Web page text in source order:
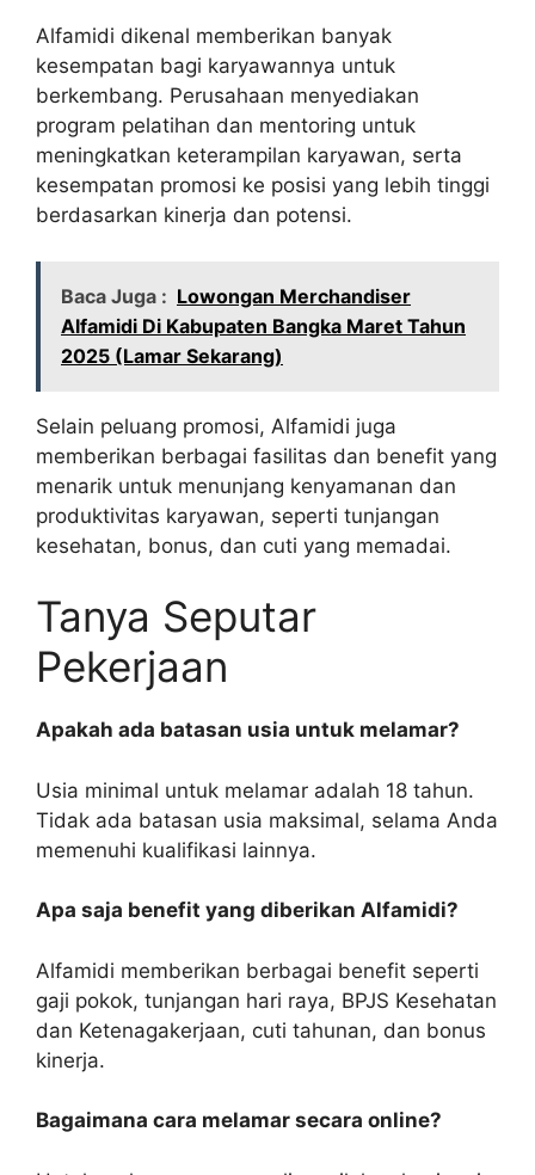
Alfamidi dikenal memberikan banyak
kesempatan bagi karyawannya untuk
berkembang. Perusahaan menyediakan
program pelatihan dan mentoring untuk
meningkatkan keterampilan karyawan, serta
kesempatan promosi ke posisi yang lebih tinggi
berdasarkan kinerja dan potensi.
Baca Juga : Lowongan Merchandiser
Alfamidi Di Kabupaten Bangka Maret Tahun
2025 (Lamar Sekarang)
Selain peluang promosi, Alfamidi juga
memberikan berbagai fasilitas dan benefit yang
menarik untuk menunjang kenyamanan dan
produktivitas karyawan, seperti tunjangan
kesehatan, bonus, dan cuti yang memadai.
Tanya Seputar
Pekerjaan
Apakah ada batasan usia untuk melamar?
Usia minimal untuk melamar adalah 18 tahun.
Tidak ada batasan usia maksimal, selama Anda
memenuhi kualifikasi lainnya.
Apa saja benefit yang diberikan Alfamidi?
Alfamidi memberikan berbagai benefit seperti
gaji pokok, tunjangan hari raya, BPJS Kesehatan
dan Ketenagakerjaan, cuti tahunan, dan bonus
kinerja.
Bagaimana cara melamar secara online?